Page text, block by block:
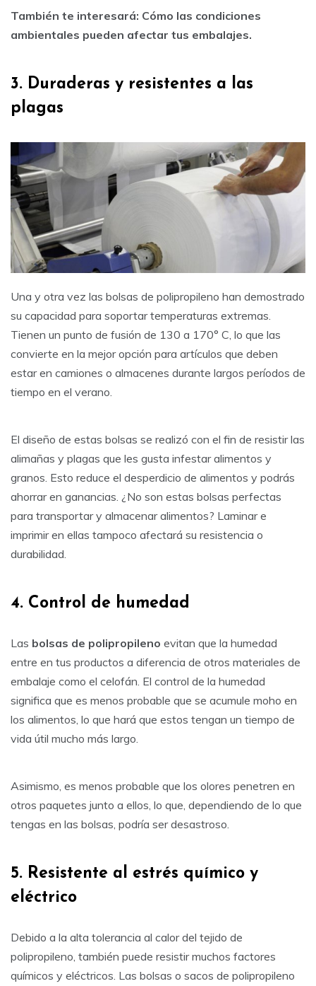
También te interesará: Cómo las condiciones
ambientales pueden afectar tus embalajes.
3. Duraderas y resistentes a las
plagas
Una y otra vez las bolsas de polipropileno han demostrado
su capacidad para soportar temperaturas extremas.
Tienen un punto de fusión de 130 a 170° C, lo que las
convierte en la mejor opción para artículos que deben
estar en camiones o almacenes durante largos períodos de
tiempo en el verano.
El diseño de estas bolsas se realizó con el fin de resistir las
alimañas y plagas que les gusta infestar alimentos y
granos. Esto reduce el desperdicio de alimentos y podrás
ahorrar en ganancias. ¿No son estas bolsas perfectas
para transportar y almacenar alimentos? Laminar e
imprimir en ellas tampoco afectará su resistencia o
durabilidad.
4. Control de humedad
Las bolsas de polipropileno evitan que la humedad
entre en tus productos a diferencia de otros materiales de
embalaje como el celofán. El control de la humedad
significa que es menos probable que se acumule moho en
los alimentos, lo que hará que estos tengan un tiempo de
vida útil mucho más largo.
Asimismo, es menos probable que los olores penetren en
otros paquetes junto a ellos, lo que, dependiendo de lo que
tengas en las bolsas, podría ser desastroso.
5. Resistente al estrés químico y
eléctrico
Debido a la alta tolerancia al calor del tejido de
polipropileno, también puede resistir muchos factores
químicos y eléctricos. Las bolsas o sacos de polipropileno